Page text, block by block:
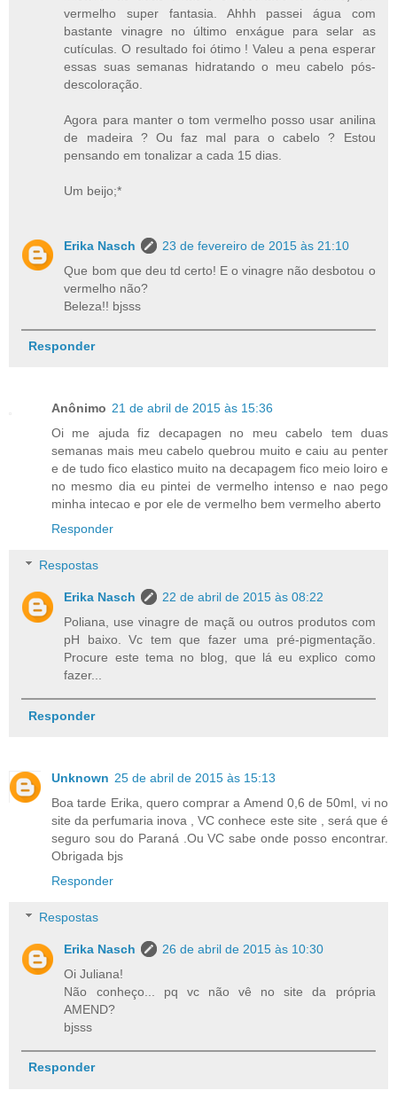
vermelho super fantasia. Ahhh passei água com
bastante vinagre no último enxágue para selar as
cutículas. O resultado foi ótimo ! Valeu a pena esperar
essas suas semanas hidratando o meu cabelo pós-
descoloração.
Agora para manter o tom vermelho posso usar anilina
de madeira ? Ou faz mal para o cabelo ? Estou
pensando em tonalizar a cada 15 dias.
Um beijo;*
Erika Nasch
23 de fevereiro de 2015 às 21:10
Que bom que deu td certo! E o vinagre não desbotou o
vermelho não?
Beleza!! bjsss
Responder
Anônimo 21 de abril de 2015 às 15:36
Oi me ajuda fiz decapagen no meu cabelo tem duas
semanas mais meu cabelo quebrou muito e caiu au penter
e de tudo fico elastico muito na decapagem fico meio loiro e
no mesmo dia eu pintei de vermelho intenso e nao pego
minha intecao e por ele de vermelho bem vermelho aberto
Responder
Respostas
Erika Nasch
22 de abril de 2015 às 08:22
Poliana, use vinagre de maçã ou outros produtos com
pH baixo. Vc tem que fazer uma pré-pigmentação.
Procure este tema no blog, que lá eu explico como
fazer...
Responder
Unknown 25 de abril de 2015 às 15:13
Boa tarde Erika, quero comprar a Amend 0,6 de 50ml, vi no
site da perfumaria inova , VC conhece este site , será que é
seguro sou do Paraná .Ou VC sabe onde posso encontrar.
Obrigada bjs
Responder
Respostas
Erika Nasch
26 de abril de 2015 às 10:30
Oi Juliana!
Não conheço... pq vc não vê no site da própria
AMEND?
bjsss
Responder